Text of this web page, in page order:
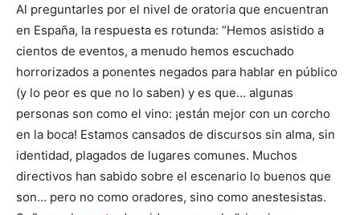
Al preguntarles por el nivel de oratoria que encuentran
en España, la respuesta es rotunda: “Hemos asistido a
cientos de eventos, a menudo hemos escuchado
horrorizados a ponentes negados para hablar en público
(y lo peor es que no lo saben) y es que… algunas
personas son como el vino: ¡están mejor con un corcho
en la boca! Estamos cansados de discursos sin alma, sin
identidad, plagados de lugares comunes. Muchos
directivos han sabido sobre el escenario lo buenos que
son… pero no como oradores, sino como anestesistas.